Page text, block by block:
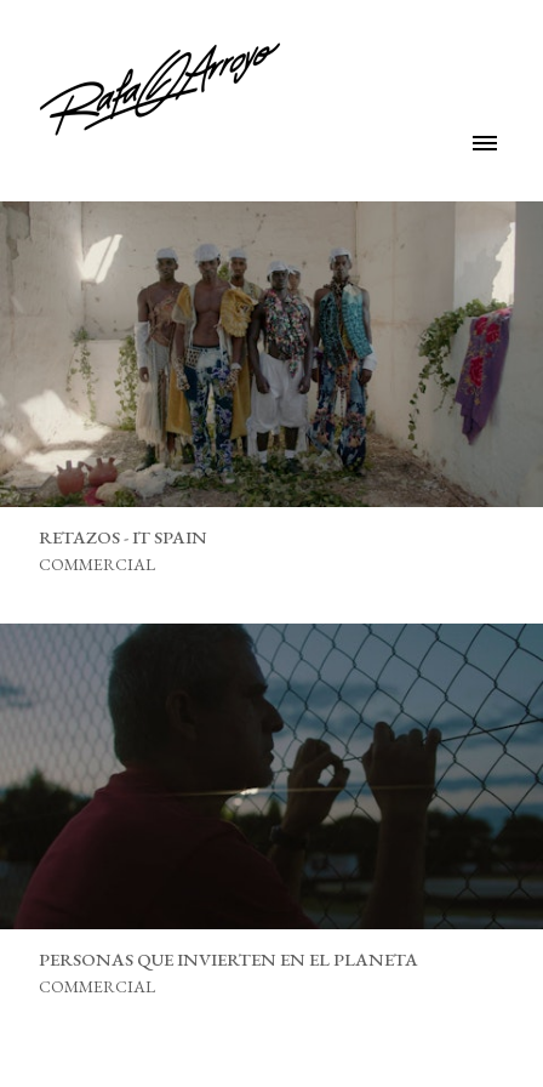
RETAZOS - IT SPAIN
COMMERCIAL
PERSONAS QUE INVIERTEN EN EL PLANETA
COMMERCIAL